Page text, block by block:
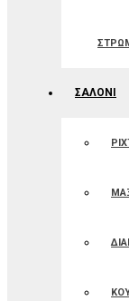
ΣΑΛΟΝΙ